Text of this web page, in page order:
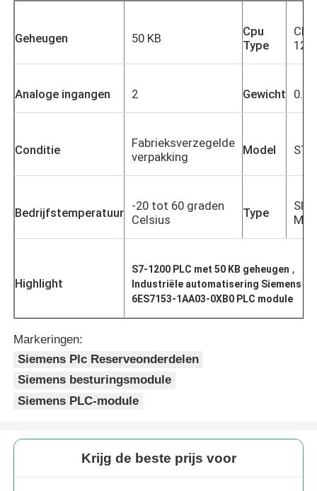
Geheugen 50 KB
Cpu
Type
CPU
Analoge ingangen 2 Gewicht 0.5
Conditie
Fabrieksverzegelde
verpakking
Model S7-
Bedrijfstemperatuur -20 tot 60 graden
Celsius
Type
Highlight
S7-1200 PLC met 50 KB geheugen ,
Industriële automatisering Siemens
6ES7153-1AA03-0XB0 PLC module
Markeringen:
Siemens Plc Reserveonderdelen
Siemens besturingsmodule
Siemens PLC-module
Krijg de beste prijs voor